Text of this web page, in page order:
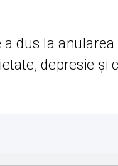
dus la
depresie și